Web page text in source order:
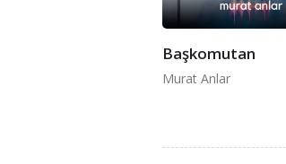
Başkomutan
Murat Anlar